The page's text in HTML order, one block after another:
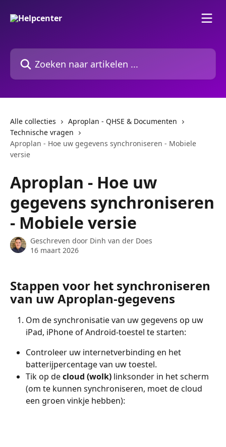
Zoeken naar artikelen ...
Alle collecties
Aproplan - QHSE & Documenten
Technische vragen
Aproplan - Hoe uw gegevens synchroniseren - Mobiele
versie
Aproplan - Hoe uw
gegevens synchroniseren
- Mobiele versie
Geschreven door Dinh van der Does
16 maart 2026
Stappen voor het synchroniseren
van uw Aproplan-gegevens
Om de synchronisatie van uw gegevens op uw
iPad, iPhone of Android-toestel te starten:
Controleer uw internetverbinding en het
batterijpercentage van uw toestel.
Tik op de cloud (wolk) linksonder in het scherm
(om te kunnen synchroniseren, moet de cloud
een groen vinkje hebben):